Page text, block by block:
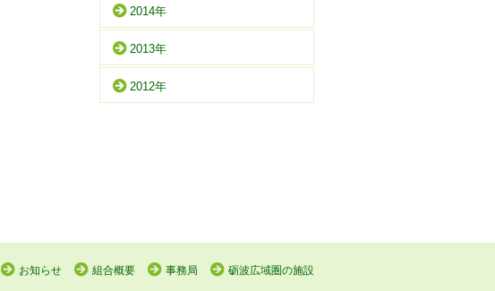
2014年
2013年
2012年
お知らせ 組合概要 事務局 砺波広域圏の施設